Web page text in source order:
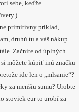
sebe, keďže
primitívny príklad,
druhú tu a váš nákup
Začnite od úplných
môžete kúpiť inú značku
ide len o „mlsanie“?
za menšiu sumu? Urobte
stoviek eur to urobí za